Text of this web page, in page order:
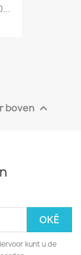
boven 
kunt u de